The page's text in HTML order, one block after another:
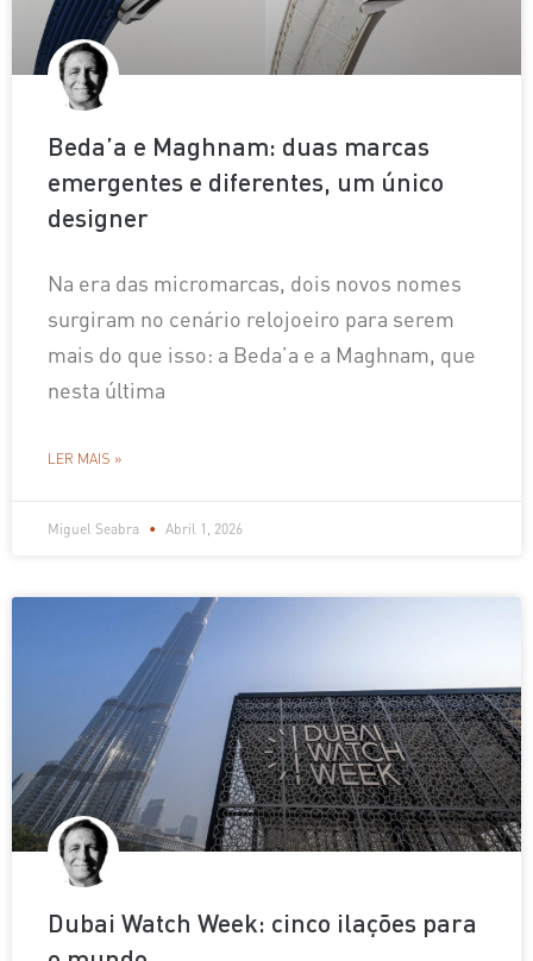
Beda’a e Maghnam: duas marcas
emergentes e diferentes, um único
designer
Na era das micromarcas, dois novos nomes
surgiram no cenário relojoeiro para serem
mais do que isso: a Beda’a e a Maghnam, que
nesta última
LER MAIS »
Miguel Seabra Abril 1, 2026
Dubai Watch Week: cinco ilações para